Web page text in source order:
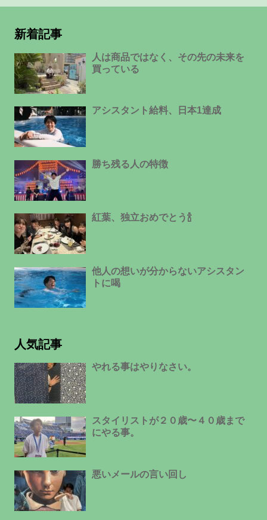
新着記事
人は商品ではなく、その先の未来を
買っている
アシスタント給料、日本1達成
勝ち残る人の特徴
紅葉、独立おめでとう🍾
他人の想いが分からないアシスタン
トに喝
人気記事
やれる事はやりなさい。
スタイリストが２０歳〜４０歳まで
にやる事。
悪いメールの言い回し